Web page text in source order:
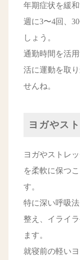
年期症状を緩
週に3〜4回、
しょう。
通勤時間を活
活に運動を取
せんね。
ヨガやス
ヨガやストレ
を柔軟に保つ
す。
特に深い呼吸
整え、イライ
ます。
就寝前の軽い